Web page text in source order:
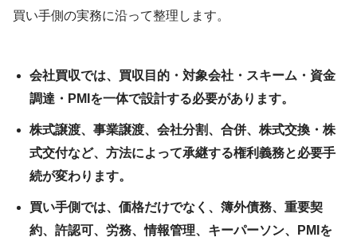
買い手側の実務に沿って整理します。
会社買収では、買収目的・対象会社・スキーム・資金
調達・PMIを一体で設計する必要があります。
株式譲渡、事業譲渡、会社分割、合併、株式交換・株
式交付など、方法によって承継する権利義務と必要手
続が変わります。
買い手側では、価格だけでなく、簿外債務、重要契
約、許認可、労務、情報管理、キーパーソン、PMIを